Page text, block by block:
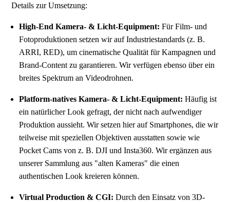
Details zur Umsetzung:
High-End Kamera- & Licht-Equipment: Für Film- und
Fotoproduktionen setzen wir auf Industriestandards (z. B.
ARRI, RED), um cinematische Qualität für Kampagnen und
Brand-Content zu garantieren. Wir verfügen ebenso über ein
breites Spektrum an Videodrohnen.
Platform-natives Kamera- & Licht-Equipment: Häufig ist
ein natürlicher Look gefragt, der nicht nach aufwendiger
Produktion aussieht. Wir setzen hier auf Smartphones, die wir
teilweise mit speziellen Objektiven ausstatten sowie wie
Pocket Cams von z. B. DJI und Insta360. Wir ergänzen aus
unserer Sammlung aus "alten Kameras" die einen
authentischen Look kreieren können.
Virtual Production & CGI: Durch den Einsatz von 3D-